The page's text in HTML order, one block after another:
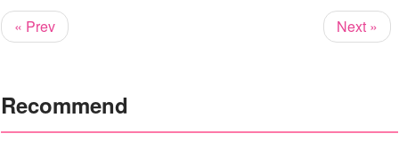
« Prev Next »
Recommend